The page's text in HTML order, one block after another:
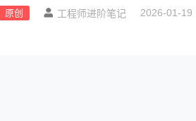
原创 工程师进阶笔记 2026-01-19